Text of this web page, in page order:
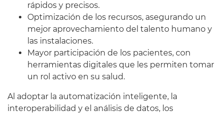
rápidos y precisos.
Optimización de los recursos, asegurando un
mejor aprovechamiento del talento humano y
las instalaciones.
Mayor participación de los pacientes, con
herramientas digitales que les permiten tomar
un rol activo en su salud.
Al adoptar la automatización inteligente, la
interoperabilidad y el análisis de datos, los